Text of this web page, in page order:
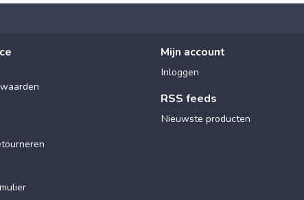
Mijn account
Inloggen
RSS feeds
Nieuwste producten